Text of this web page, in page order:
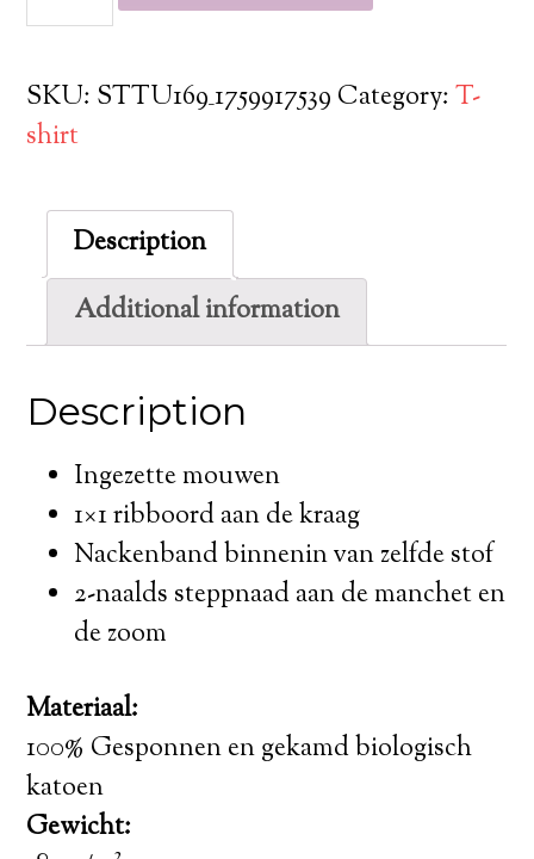
SKU: STTU169_1759917539 Category:T-
shirt
Description
Additional information
Description
Ingezette mouwen
1×1 ribboord aan de kraag
Nackenband binnenin van zelfde stof
2-naalds steppnaad aan de manchet en
de zoom
Materiaal:
100% Gesponnen en gekamd biologisch
katoen
Gewicht: